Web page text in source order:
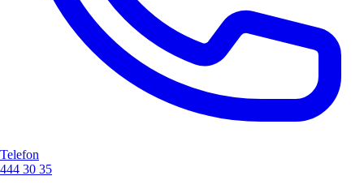
Telefon
444 30 35